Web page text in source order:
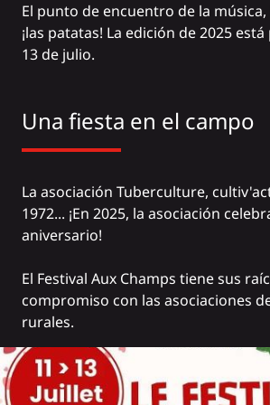
El punto de encuentro de la música,
¡las patatas! La edición de 2025
13 de julio.
Una fiesta en el campo
La asociación Tuberculture,
1972... ¡En 2025, la asociación
aniversario!
El Festival Aux Champs tiene sus
compromiso con las asociaciones
rurales.